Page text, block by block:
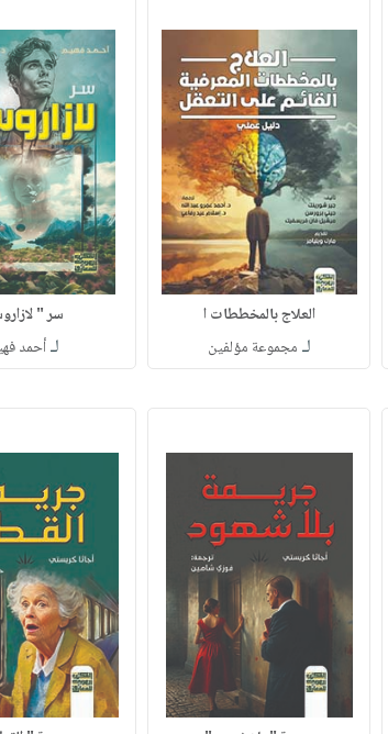
العلاج بالمخططات ا
لـ مجموعة مؤلفين
سر "
لـأحمد